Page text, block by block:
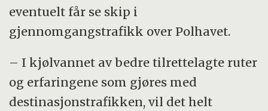
eventuelt får se skip i
gjennomgangstrafikk over Polhavet.
– I kjølvannet av bedre tilrettelagte ruter
og erfaringene som gjøres med
destinasjonstrafikken, vil det helt